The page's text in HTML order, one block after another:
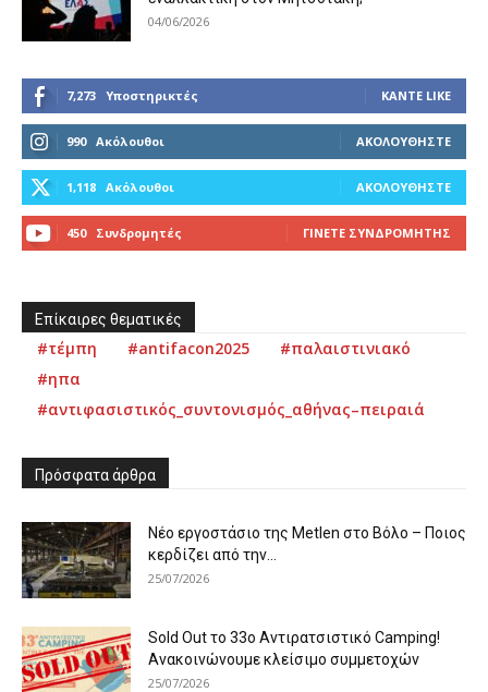
04/06/2026
7,273 Υποστηρικτές ΚΆΝΤΕ LIKE
990 Ακόλουθοι ΑΚΟΛΟΥΘΉΣΤΕ
1,118 Ακόλουθοι ΑΚΟΛΟΥΘΉΣΤΕ
450 Συνδρομητές ΓΊΝΕΤΕ ΣΥΝΔΡΟΜΗΤΉΣ
Επίκαιρες θεματικές
#τέμπη #antifacon2025
#παλαιστινιακό
#ηπα
#αντιφασιστικός_συντονισμός_αθήνας–πειραιά
Πρόσφατα άρθρα
Νέο εργοστάσιο της Metlen στο Βόλο – Ποιος
κερδίζει από την...
25/07/2026
Sold Out το 33ο Αντιρατσιστικό Camping!
Ανακοινώνουμε κλείσιμο συμμετοχών
25/07/2026